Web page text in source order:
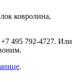
ковролина,
495 792-4727. Или
.